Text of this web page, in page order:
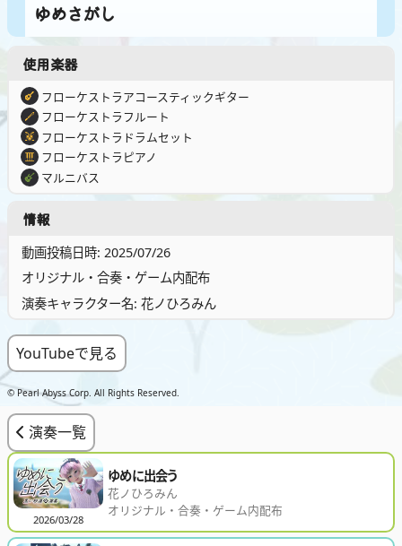
ゆめさがし
使用楽器
フローケストラアコースティックギター
フローケストラフルート
フローケストラドラムセット
フローケストラピアノ
マルニバス
情報
動画投稿日時: 2025/07/26
オリジナル・合奏・ゲーム内配布
演奏キャラクター名: 花ノひろみん
YouTubeで見る
© Pearl Abyss Corp. All Rights Reserved.
演奏一覧
2026/03/28
ゆめに出会う
花ノひろみん
オリジナル・合奏・ゲーム内配布